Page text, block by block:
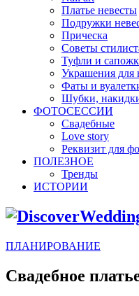
Платье невесты
Подружки
Прическа
Советы
Туфли и
Украшения для
Фаты и
Шубки,
ФОТОСЕССИИ
Свадебные
Love story
Реквизит для
ПОЛЕЗНОЕ
Тренды
ИСТОРИИ
ПЛАНИРОВАНИЕ
Свадебное